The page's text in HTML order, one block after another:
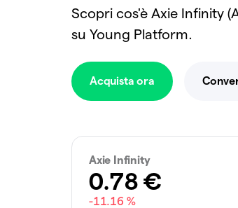
Scopri cos'è Axie Infinity
su Young Platform.
Acquista ora
Axie Infinity
0.78 €
-11.16 %